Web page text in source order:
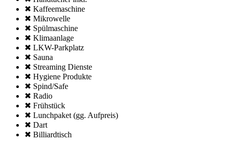
✖ Kaffee­maschine
✖ Mikro­welle
✖ Spül­maschine
✖ Klima­anlage
✖ LKW-Parkplatz
✖ Sauna
✖ Streaming Dienste
✖ Hygiene Produkte
✖ Spind/Safe
✖ Radio
✖ Frühstück
✖ Lunchpaket (gg. Aufpreis)
✖ Dart
✖ Billiardtisch